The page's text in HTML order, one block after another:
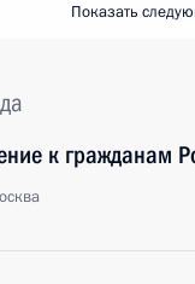
Показать
к гражданам